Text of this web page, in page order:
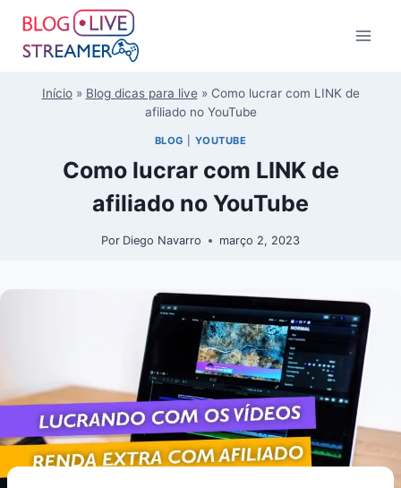
Início» Blog dicas para live » Como lucrar com LINK de
afiliado no YouTube
BLOG YOUTUBE
Como lucrar com LINK de
afiliado no YouTube
Por Diego Navarro março 2, 2023